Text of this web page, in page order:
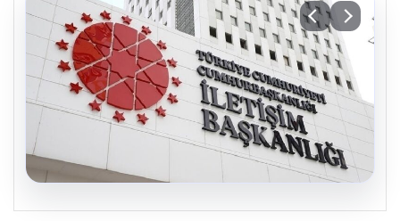
07.08.2026